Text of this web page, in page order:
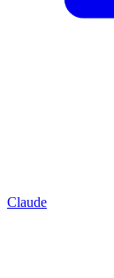
Claude